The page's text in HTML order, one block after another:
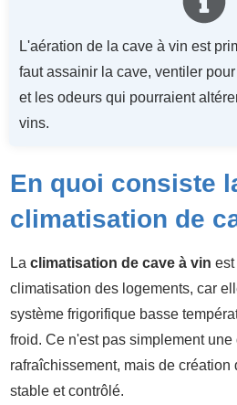
L'aération de la cave à vin est
faut assainir la cave, ventiler
et les odeurs qui pourraient
vins.
En quoi consiste
climatisation de
La climatisation de cave à vin est
climatisation des logements, car
système frigorifique basse
froid. Ce n'est pas simplement une
rafraîchissement, mais de création
stable et contrôlé.